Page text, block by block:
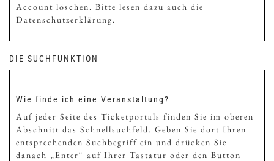
Account löschen. Bitte lesen dazu auch die
Datenschutzerklärung.
DIE SUCHFUNKTION
Wie finde ich eine Veranstaltung?
Auf jeder Seite des Ticketportals finden Sie im oberen
Abschnitt das Schnellsuchfeld. Geben Sie dort Ihren
entsprechenden Suchbegriff ein und drücken Sie
danach „Enter“ auf Ihrer Tastatur oder den Button